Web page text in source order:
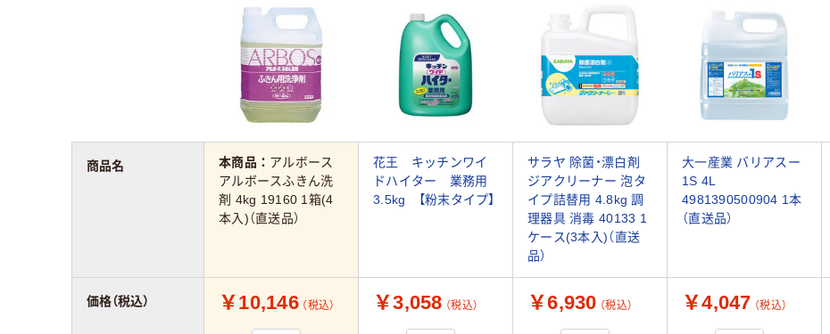
本商品： アルボース
アルボースふきん洗
剤 4kg 19160 1箱(4
本入)（直送品）
花王 キッチンワイ
ドハイター 業務用
3.5kg 【粉末タイプ】
サラヤ 除菌・漂白剤
ジアクリーナー 泡タ
イプ詰替用 4.8kg 調
理器具 消毒 40133 1
ケース(3本入)（直送
品）
大一産業 バリアスー
1S 4L
4981390500904 1本
（直送品）
￥10,146 （税込） ￥3,058 （税込） ￥6,930 （税込） ￥4,047 （税込）
商品名
価格（税込）